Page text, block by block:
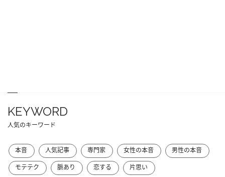
KEYWORD
人気のキーワード
本音 人気記事 専門家 女性の本音
男性の本音
モテテク
脈あり 恋する 片思い